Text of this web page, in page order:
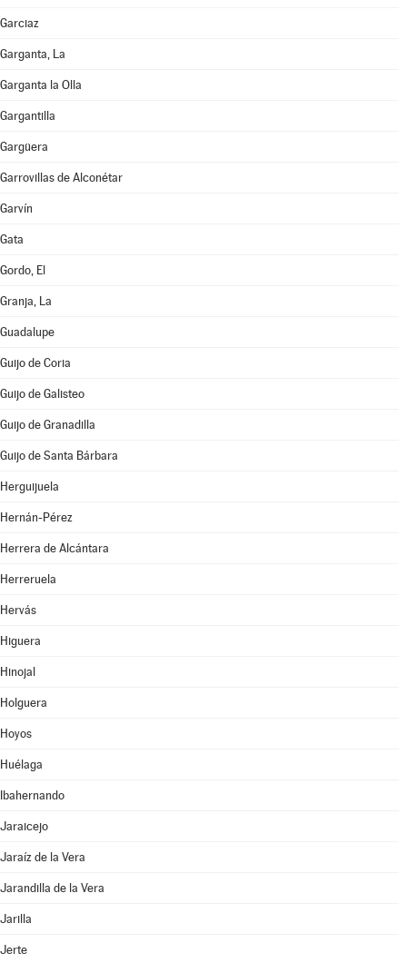
Garciaz
Garganta, La
Garganta la Olla
Gargantilla
Gargüera
Garrovillas de Alconétar
Garvín
Gata
Gordo, El
Granja, La
Guadalupe
Guijo de Coria
Guijo de Galisteo
Guijo de Granadilla
Guijo de Santa Bárbara
Herguijuela
Hernán-Pérez
Herrera de Alcántara
Herreruela
Hervás
Higuera
Hinojal
Holguera
Hoyos
Huélaga
Ibahernando
Jaraicejo
Jaraíz de la Vera
Jarandilla de la Vera
Jarilla
Jerte